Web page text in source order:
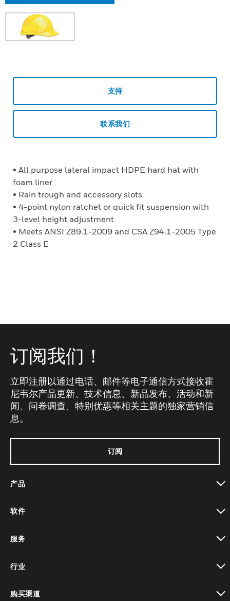
支持
联系我们
• All purpose lateral impact HDPE hard hat with
foam liner
• Rain trough and accessory slots
• 4-point nylon ratchet or quick fit suspension with
3-level height adjustment
• Meets ANSI Z89.1-2009 and CSA Z94.1-2005 Type
2 Class E
订阅我们！
立即注册以通过电话、邮件等电子通信方式接收霍
尼韦尔产品更新、技术信息、新品发布、活动和新
闻、问卷调查、特别优惠等相关主题的独家营销信
息。
订阅
产品
软件
服务
行业
购买渠道